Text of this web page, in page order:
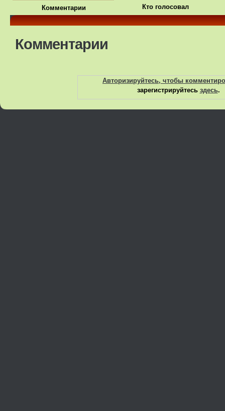
Комментарии Кто голосовал
Комментарии
Авторизируйтесь, чтобы
зарегистрируйтесь здесь.